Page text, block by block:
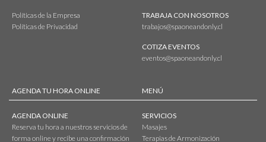
Políticas de la Empresa
Políticas de Privacidad
TRABAJA CON NOSOTROS
trabajos@spaoneandonly.cl
COTIZA EVENTOS
eventos@spaoneandonly.cl
AGENDA TU HORA ONLINE
AGENDA ONLINE
Reserva tu hora a nuestros servicios de
forma online y recibe una confirmación
MENÚ
SERVICIOS
Masajes
Terapias de Armonización